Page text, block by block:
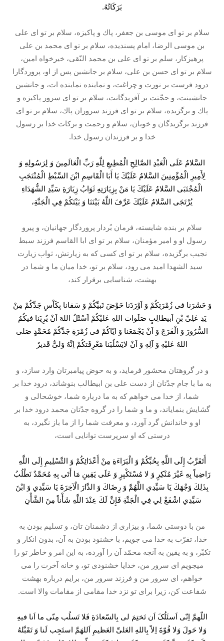
بَرَكَاتُهُ.
سلام بر تو اى موسى بن جعفر، پاك و پاكيزه، سلام بر تو اى على
بن موسى الرضا، امام پسنديده، سلام بر تو اى محمد بن على
پرهيزکار، سلم بر تو اى على بن محمد النّقى، خيرخواه امين،
سلام بر تو اى حسن بن على، سلام بر جانشين پس از او، پروردگارا
درود فرست بر نورت و چراغت، و نماينده نماينده ات، و جانشين
جانشينت، و حجّتت بر آفريدگانت، سلام بر تو اى سرور پاكيزه و
پاك و برگزيده، سلام بر تو اى فرزند سروران پاك، سلام بر تو اى
فرزند برگزيدگان و خوبان، سلام و رحمت و بركات خدا بر رسول
خدا و بر فرزندان رسول خدا.
السَّلامُ عَلَى الْعَبْدِ الصَّالِحِ الْمُطِيعِ لِلَّهِ رَبِّ الْعَالَمِينَ وَ لِرَسُولِهِ وَ
لِأَمِيرِ الْمُؤْمِنِينَ السَّلامُ عَلَيْكَ يَا أَبَا الْقَاسِمِ ابْنَ السِّبْطِ الْمُنْتَجَبِ
الْمُجْتَبَى السَّلامُ عَلَيْكَ يَا مَنْ بِزِيَارَتِهِ ثَوَابُ زِيَارَةِ سَيِّدِ الشُّهَدَاءِ
يُرْتَجَى السَّلامُ عَلَيْكَ عَرَّفَ اللَّهُ بَيْنَنَا وَ بَيْنَكُمْ فِي الْجَنَّةِ،
سلام بر بنده شايسته، فرمان بُردار پروردگار جهانيان، و پيرو
رسول او و امير مؤمنان، سلام بر تو اى ابا القاسم فرزند سبط
نجيب برگزيده، سلام بر تو اى كسی كه به زيارتش، ثواب زيارت
سيد الشهدا اميد می رود، سلام بر تو، خدا ميان ما و شما در
بهشت، شناسايى برقرار كند،
وَ حَشَرَنا فی زُمْرَتِكُمْ وَ اَوْرَدَنا حَوْضَ نَبیِّكُمْ وَ سَقانا بِكَاْسِ جَدِّكُمْ مِنْ
یَدِ عَلِیِّ بْنِ اَبیطالِبٍ صَلَوات اللهِ عَلیْكُمْ اَسْئَلُ اللهَ اَنْ یُرِیَنا فیكُمُ
السُّرُورَ وَ الْفَرَجَ وَ اَنْ یَجْمَعَنا وَ ایّاكُمْ فی زُمْرَةِ جَدِّكُمْ مُحَمَّدٍ صَلی
اللهُ عَلیْهِ وَ آلِهِ وَ اَنْ لایَسْلُبَنا مَعْرِفَتكُمْ اِنَّهُ وَلیٌّ قَدیرٌ
و در گروهتان محشور فرمايد، و به حوض پيامبرتان وارد سازد، و
به ما با جام جدّتان از دست على بن ابيطالب بنوشاند، درود خدا بر
شما، از خدا می خواهم كه به ما درباره شما، خوشحالى و
گشايش بنماياند، و ما و شما را در گروه جدّتان محمد درود خدا بر
او و خاندانش گرد آورد، و معرفت شما را از ما باز نگيرد، به
درستى كه او سرپرست توانايى است،
أَتَقَرَّبُ إِلَى اللَّهِ بِحُبِّكُمْ وَ الْبَرَاءَةِ مِنْ أَعْدَائِكُمْ وَ التَّسْلِيمِ إِلَى اللَّهِ
رَاضِياً بِهِ غَيْرَ مُنْكِرٍ وَ لا مُسْتَكْبِرٍ وَ عَلَى يَقِينِ مَا أَتَى بِهِ مُحَمَّدٌ نَطْلُبُ
بِذَلِكَ وَجْهَكَ يَا سَيِّدِي اللَّهُمَّ وَ رِضَاكَ وَ الدَّارَ الْآخِرَةَ يَا سَيِّدِي وَ ابْنَ
سَيِّدِي اشْفَعْ لِي فِي الْجَنَّةِ فَإِنَّ لَكَ عِنْدَ اللَّهِ شَأْناً مِنَ الشَّأْنِ
من با دوستى شما، و بيزارى از دشمنان تان، و تسليم بودن به
خدا، تقرّب به خدا می جويم، با خشنود بودن به آن، بدون انكار و
تكبّر، و به يقين به آنچه محمّد آن را آورده، به اين امر و خاطر تو را
میجويم اى سرور من، خدايا خشنودى تو، و خانه آخرت را می
خواهم، اى سرور من و فرزند سرور من، برايم درباره بهشت
شفاعت كن، زيرا براى تو نزد خدا مقامى از مقامات والا است.
اللّهمَّ اِنّی اَسئَلُکَ اَن تَختِمَ لی بِالسّعادَةِ فَلا تَسلُب مِنّی ما اَنا فیهِ
وَلا حَولَ وَلا قُوّةَ اِلاّ بِاللهِ العَلیِّ العَظیمِ اَللهَمَّ استَجِب لَنا وَ تَقَبَّلهُ